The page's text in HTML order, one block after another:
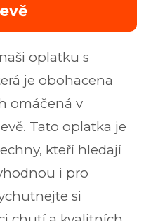
oplatku s
je obohacena
omáčená v
Tato oplatka je
kteří hledají
i pro
si